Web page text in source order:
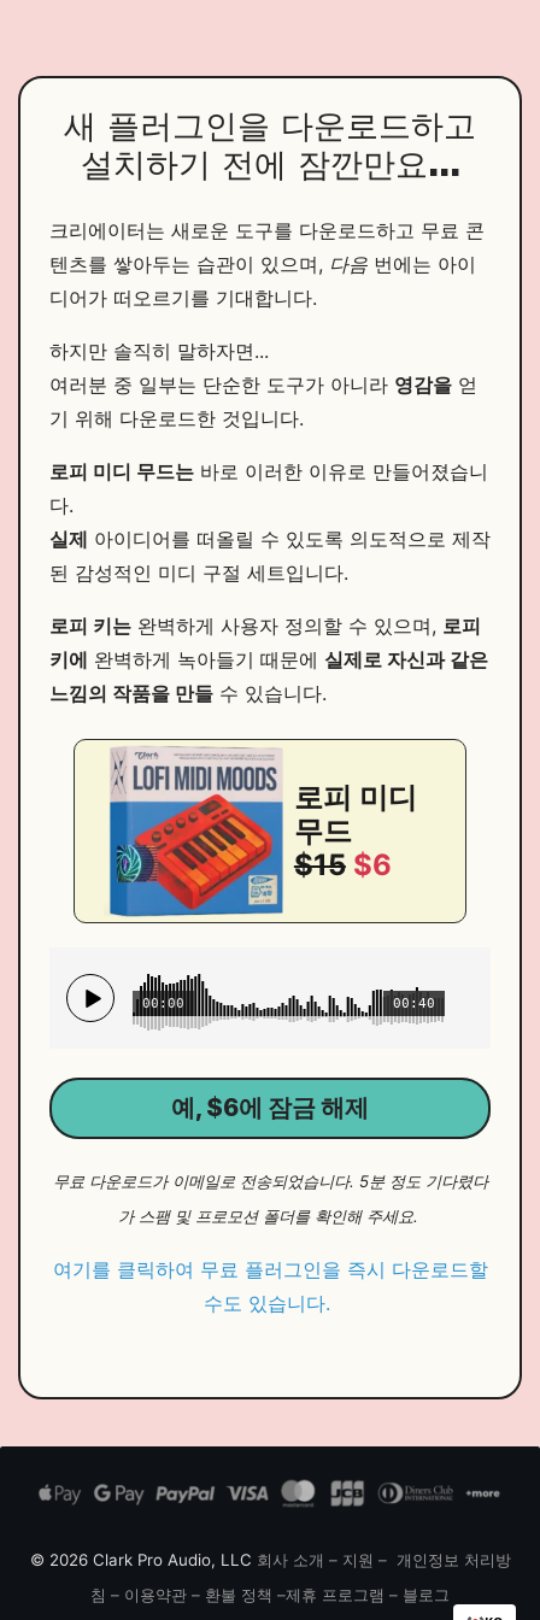
새 플러그인을 다운로드하고
설치하기 전에 잠깐만요...
크리에이터는 새로운 도구를 다운로드하고 무료 콘
텐츠를 쌓아두는 습관이 있으며, 다음 번에는 아이
디어가 떠오르기를 기대합니다.
하지만 솔직히 말하자면...
여러분 중 일부는 단순한 도구가 아니라 영감을 얻
기 위해 다운로드한 것입니다.
로피 미디 무드는 바로 이러한 이유로 만들어졌습니
다.
실제 아이디어를 떠올릴 수 있도록 의도적으로 제작
된 감성적인 미디 구절 세트입니다.
로피 키는 완벽하게 사용자 정의할 수 있으며, 로피
키에 완벽하게 녹아들기 때문에 실제로 자신과 같은
느낌의 작품을 만들 수 있습니다.
로피 미디
무드
$15 $6
00:40
00:00
예, $6에 잠금 해제
무료 다운로드가 이메일로 전송되었습니다. 5분 정도 기다렸다
가 스팸 및 프로모션 폴더를 확인해 주세요.
여기를 클릭하여 무료 플러그인을 즉시 다운로드할
수도 있습니다.
© 2026 Clark Pro Audio, LLC 회사 소개 – 지원 – 개인정보 처리방
침 – 이용약관 – 환불 정책 –제휴 프로그램 – 블로그